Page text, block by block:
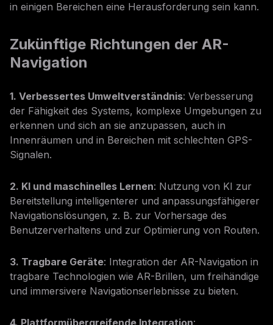
in einigen Bereichen eine Herausforderung sein kann.
Zukünftige Richtungen der AR-
Navigation
1. Verbessertes Umweltverständnis: Verbesserung
der Fähigkeit des Systems, komplexe Umgebungen zu
erkennen und sich an sie anzupassen, auch in
Innenräumen und in Bereichen mit schlechten GPS-
Signalen.
2. KI und maschinelles Lernen: Nutzung von KI zur
Bereitstellung intelligenterer und anpassungsfähigerer
Navigationslösungen, z. B. zur Vorhersage des
Benutzerverhaltens und zur Optimierung von Routen.
3. Tragbare Geräte: Integration der AR-Navigation in
tragbare Technologien wie AR-Brillen, um freihändige
und immersivere Navigationserlebnisse zu bieten.
4. Plattformübergreifende Integration: